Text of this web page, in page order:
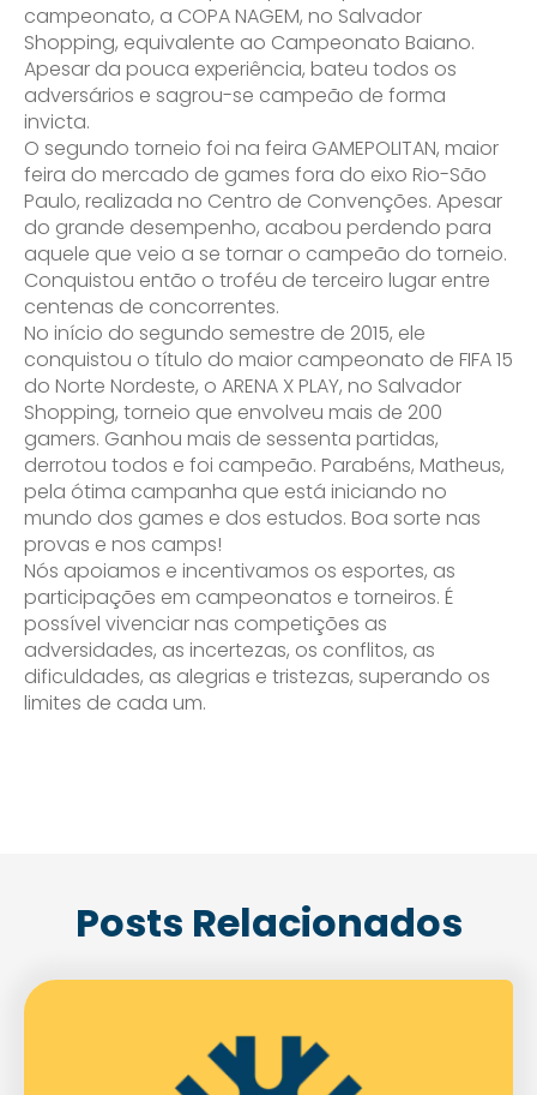
campeonato, a COPA NAGEM, no Salvador
Shopping, equivalente ao Campeonato Baiano.
Apesar da pouca experiência, bateu todos os
adversários e sagrou-se campeão de forma
invicta.
O segundo torneio foi na feira GAMEPOLITAN, maior
feira do mercado de games fora do eixo Rio-São
Paulo, realizada no Centro de Convenções. Apesar
do grande desempenho, acabou perdendo para
aquele que veio a se tornar o campeão do torneio.
Conquistou então o troféu de terceiro lugar entre
centenas de concorrentes.
No início do segundo semestre de 2015, ele
conquistou o título do maior campeonato de FIFA 15
do Norte Nordeste, o ARENA X PLAY, no Salvador
Shopping, torneio que envolveu mais de 200
gamers. Ganhou mais de sessenta partidas,
derrotou todos e foi campeão. Parabéns, Matheus,
pela ótima campanha que está iniciando no
mundo dos games e dos estudos. Boa sorte nas
provas e nos camps!
Nós apoiamos e incentivamos os esportes, as
participações em campeonatos e torneiros. É
possível vivenciar nas competições as
adversidades, as incertezas, os conflitos, as
dificuldades, as alegrias e tristezas, superando os
limites de cada um.
Posts Relacionados